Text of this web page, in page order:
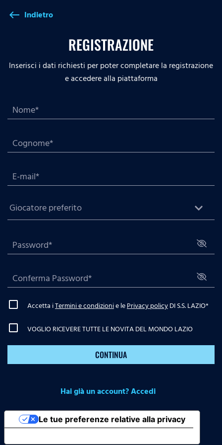
west Indietro
REGISTRAZIONE
Inserisci i dati richiesti per poter completare la registrazione
e accedere alla piattaforma
Accetta iTermini e condizionie lePrivacy policyDI S.S. LAZIO*
VOGLIO RICEVERE TUTTE LE NOVITA DEL MONDO LAZIO
CONTINUA
Hai già un account? Accedi
Le tue preferenze relative alla privacy